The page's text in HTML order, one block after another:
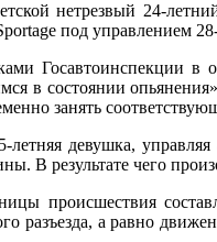
нетрезвый 24-
под управлением
в состоянии
занять
девушка,
В результате чего
происшествия
разъезда, а равно